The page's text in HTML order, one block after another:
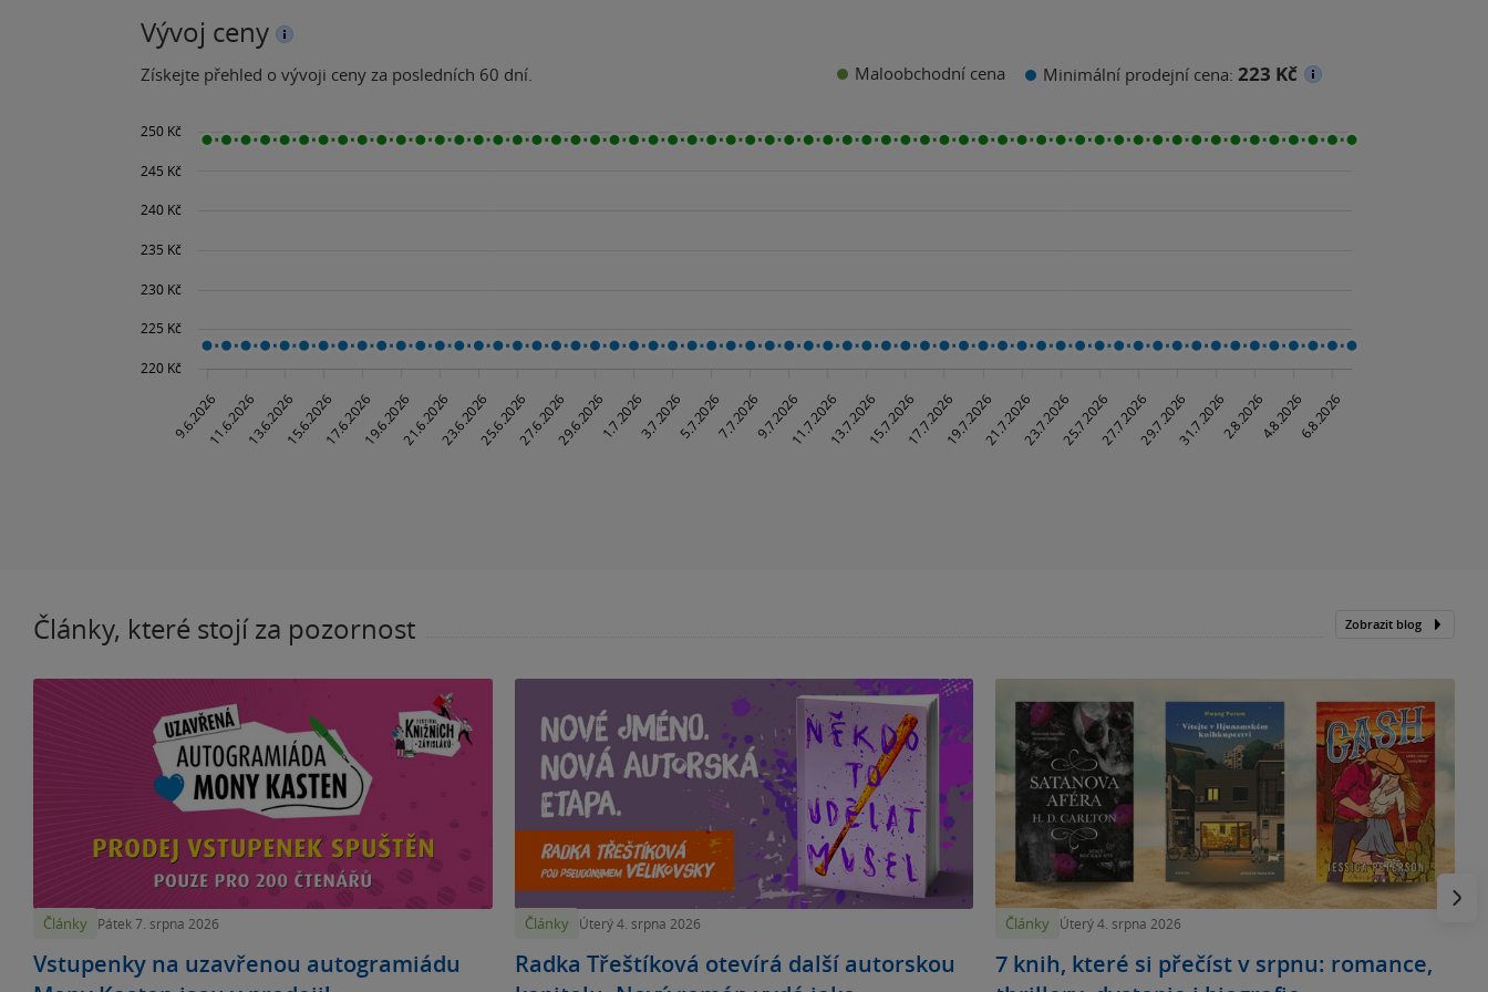
Vývoj ceny
Získejte přehled o vývoji ceny za posledních 60 dní. Maloobchodní cena Minimální prodejní cena: 223 Kč
Články, které stojí za pozornost Zobrazit blog
Články Pátek 7. srpna 2026
Vstupenky na uzavřenou autogramiádu
Články Úterý 4. srpna 2026
Radka Třeštíková otevírá další autorskou
Články Úterý 4. srpna 2026
7 knih, které si přečíst v srpnu: romance,